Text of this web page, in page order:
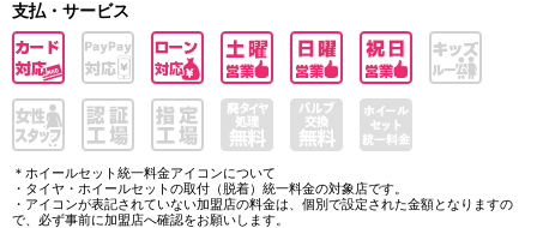
支払・サービス
＊ホイールセット統一料金アイコンについて
・タイヤ・ホイールセットの取付（脱着）統一料金の対象店です。
・アイコンが表記されていない加盟店の料金は、個別で設定された金額となりますの
で、必ず事前に加盟店へ確認をお願いします。